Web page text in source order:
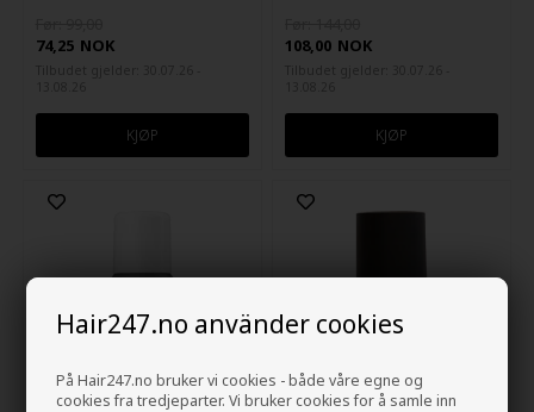
Hair247.no använder cookies
På Hair247.no bruker vi cookies - både våre egne og
cookies fra tredjeparter. Vi bruker cookies for å samle inn
74,25 NOK
108,00 NOK